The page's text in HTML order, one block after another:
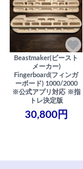
Beastmaker(ビースト
メーカー)
Fingerboard(フィンガ
ーボード) 1000/2000
※公式アプリ対応 ※指
トレ決定版
30,800円